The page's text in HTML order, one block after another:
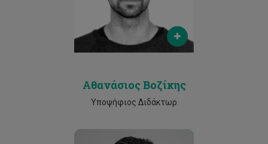
Phone
25002530
Αθανάσιος Βοζίκης
Υποψήφιος Διδάκτωρ